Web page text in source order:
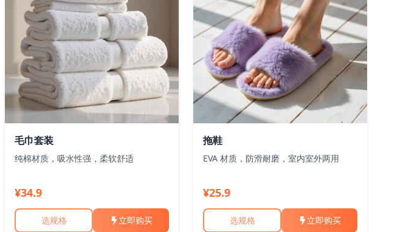
毛巾套装
纯棉材质，吸水性强，柔软舒适
¥34.9
选规格 立即购买
拖鞋
EVA 材质，防滑耐磨，室内室外两用
¥25.9
选规格 立即购买